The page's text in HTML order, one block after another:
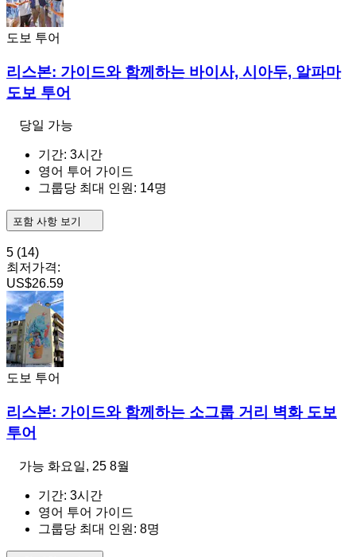
도보 투어
리스본: 가이드와 함께하는 바이사, 시아두, 알파마
도보 투어
당일 가능
기간: 3시간
영어 투어 가이드
그룹당 최대 인원: 14명
포함 사항 보기
5 (14)
최저가격:
US$26.59
도보 투어
리스본: 가이드와 함께하는 소그룹 거리 벽화 도보
투어
가능 화요일, 25 8월
기간: 3시간
영어 투어 가이드
그룹당 최대 인원: 8명